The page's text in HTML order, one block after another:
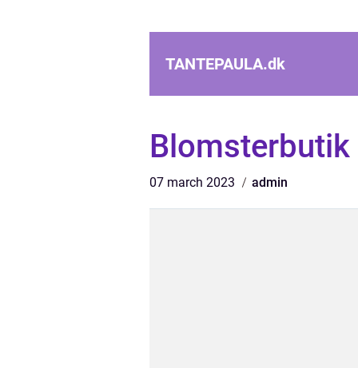
TANTEPAULA.dk
Blomsterbutik
07 march 2023 admin